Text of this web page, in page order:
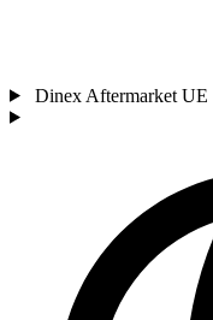
Dinex Aftermarket UE